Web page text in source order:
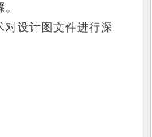
设计图文件进行深